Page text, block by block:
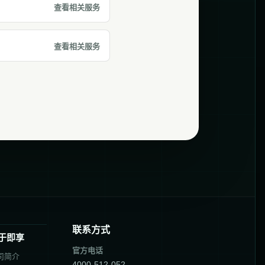
查看相关服务
查看相关服务
即享
简介
联系方式
官方电话